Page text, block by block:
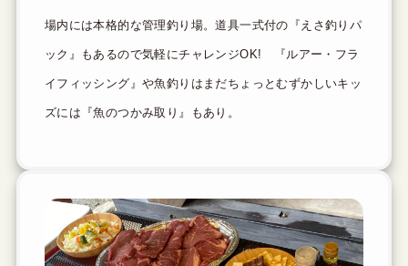
場内には本格的な管理釣り場。道具一式付の『えさ釣りパ
ック』もあるので気軽にチャレンジOK! 『ルアー・フラ
イフィッシング』や魚釣りはまだちょっとむずかしいキッ
ズには『魚のつかみ取り』もあり。